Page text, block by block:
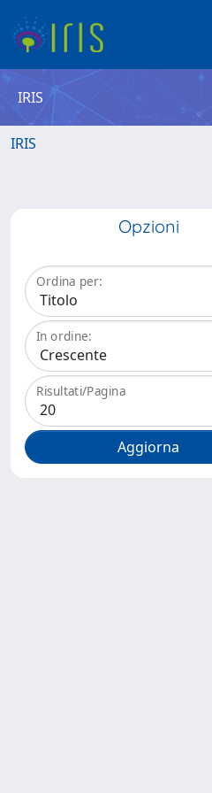
IRIS
IRIS
Opzioni
Ordina per:
In ordine:
Risultati/Pagina